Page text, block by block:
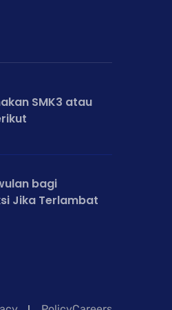
SMK3 atau
bagi
Jika Terlambat